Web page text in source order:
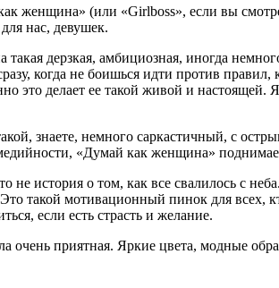
женщина» (или «Girlboss», если вы
нас, девушек.
дерзкая, амбициозная, иногда
когда не боишься идти против
это делает ее такой живой и
знаете, немного саркастичный, с
«Думай как женщина»
история о том, как все свалилось с
такой мотивационный пинок для всех,
если есть страсть и желание.
приятная. Яркие цвета, модные